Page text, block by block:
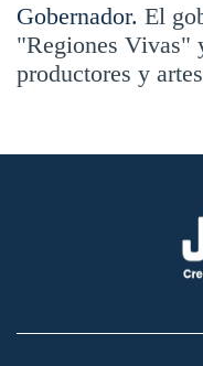
Gobernador. El
"Regiones Vivas"
productores y